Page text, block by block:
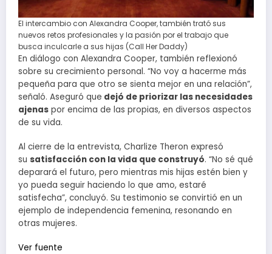
El intercambio con Alexandra Cooper, también trató sus
nuevos retos profesionales y la pasión por el trabajo que
busca inculcarle a sus hijas (Call Her Daddy)
En diálogo con Alexandra Cooper, también reflexionó
sobre su crecimiento personal. “No voy a hacerme más
pequeña para que otro se sienta mejor en una relación”,
señaló. Aseguró que dejó de priorizar las necesidades
ajenas por encima de las propias, en diversos aspectos
de su vida.
Al cierre de la entrevista, Charlize Theron expresó
su satisfacción con la vida que construyó. “No sé qué
deparará el futuro, pero mientras mis hijas estén bien y
yo pueda seguir haciendo lo que amo, estaré
satisfecha”, concluyó. Su testimonio se convirtió en un
ejemplo de independencia femenina, resonando en
otras mujeres.
Ver fuente